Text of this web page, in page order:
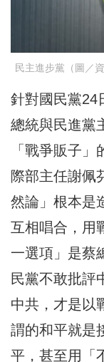
民主進步黨（圖／
針對國民黨24
總統與民進黨
「戰爭販子
際部主任謝佩
然論」根本是
互相唱合，用
一選項」是蔡
民黨不敢批評
中共，才是以
謂的和平就是
平，甚至用「